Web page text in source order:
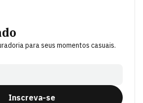
para seus momentos casuais.
Inscreva-se